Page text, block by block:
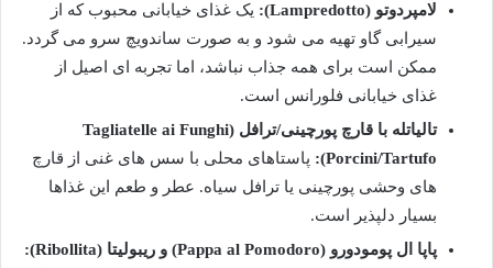
لامپردوتو (Lampredotto):
یک غذای خیابانی محبوب که از
سیرابی گاو تهیه می شود و به صورت ساندویچ سرو می گردد.
ممکن است برای همه جذاب نباشد، اما تجربه ای اصیل از
غذای خیابانی فلورانس است.
تالیاتله با قارچ پورچینی/ترافل (Tagliatelle ai Funghi
Porcini/Tartufo):
پاستاهای محلی با سس های غنی از قارچ
های وحشی پورچینی یا ترافل سیاه. عطر و طعم این غذاها
بسیار دلپذیر است.
پاپا ال پومودورو (Pappa al Pomodoro) و ریبولیتا (Ribollita):